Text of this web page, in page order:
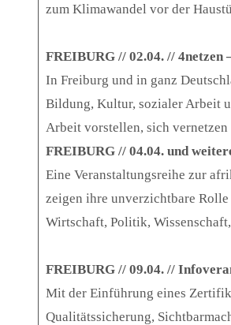
zum Klimawandel vor der
FREIBURG // 02.04. //
In Freiburg und in ganz
Bildung, Kultur, sozialer Arbeit
Arbeit vorstellen, sich
FREIBURG // 04.04. und
Eine Veranstaltungsreihe zur
zeigen ihre unverzichtbare
Wirtschaft, Politik,
FREIBURG // 09.04. //
Mit der Einführung eines
Qualitätssicherung,